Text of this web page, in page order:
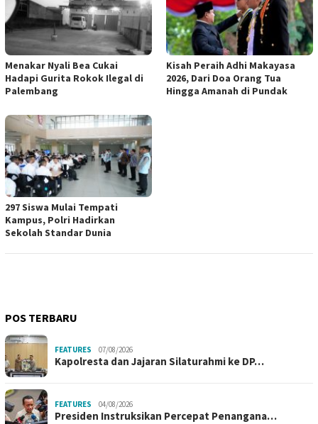
Menakar Nyali Bea Cukai
Hadapi Gurita Rokok Ilegal di
Palembang
Kisah Peraih Adhi Makayasa
2026, Dari Doa Orang Tua
Hingga Amanah di Pundak
297 Siswa Mulai Tempati
Kampus, Polri Hadirkan
Sekolah Standar Dunia
POS TERBARU
FEATURES 07/08/2026
Kapolresta dan Jajaran Silaturahmi ke DP…
FEATURES 04/08/2026
Presiden Instruksikan Percepat Penangana…